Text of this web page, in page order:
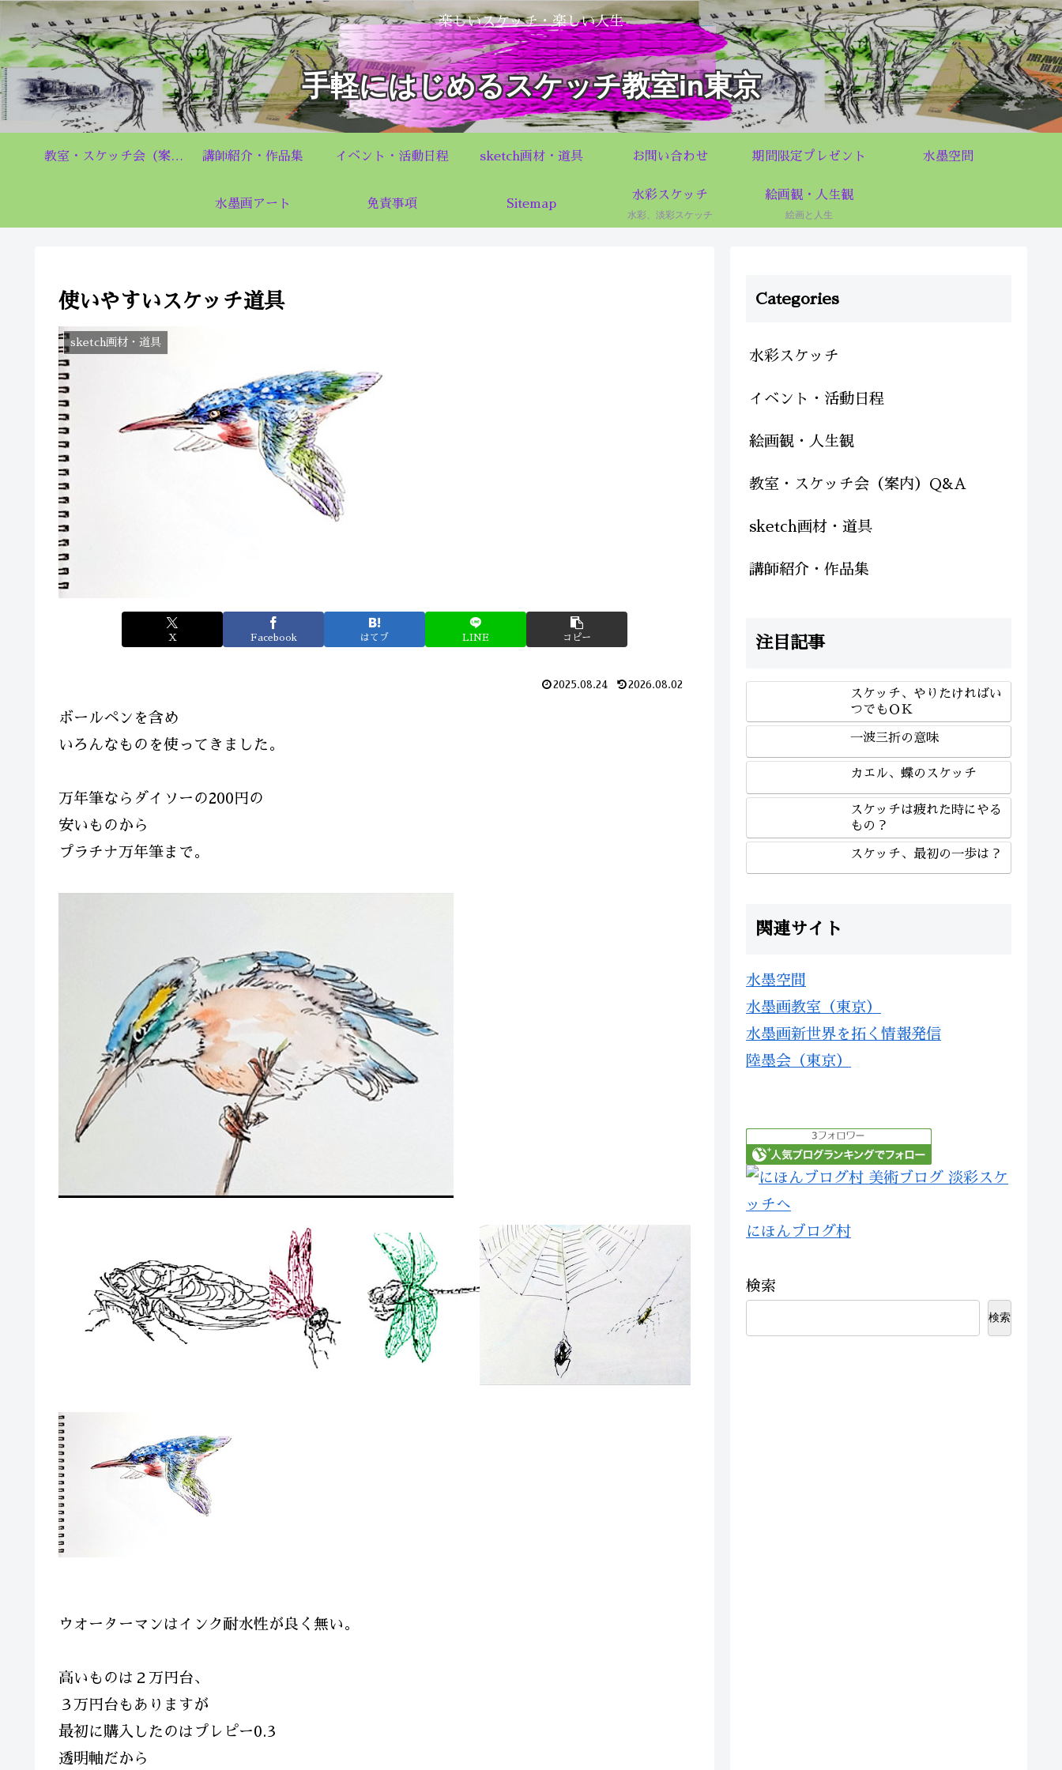
楽しいスケッチ・楽しい人生
手軽にはじめるスケッチ教室in東京
教室・スケッチ会（案内）Q&A 講師紹介・作品集 イベント・活動日程 sketch画材・道具 お問い合わせ 期間限定プレゼント 水墨空間
水墨画アート 免責事項 Sitemap
水彩スケッチ
水彩、淡彩スケッチ
絵画観・人生観
絵画と人生
使いやすいスケッチ道具
sketch画材・道具
X Facebook はてブ LINE コピー
2025.08.24 2026.08.02
ボールペンを含め
いろんなものを使ってきました。
万年筆ならダイソーの200円の
安いものから
プラチナ万年筆まで。
ウオーターマンはインク耐水性が良く無い。
高いものは２万円台、
３万円台もありますが
最初に購入したのはプレピー0.3
透明軸だから
Categories
水彩スケッチ
イベント・活動日程
絵画観・人生観
教室・スケッチ会（案内）Q&A
sketch画材・道具
講師紹介・作品集
注目記事
スケッチ、やりたければい
つでもＯＫ
一波三折の意味
カエル、蝶のスケッチ
スケッチは疲れた時にやる
もの？
スケッチ、最初の一歩は？
関連サイト
水墨空間
水墨画教室（東京）
水墨画新世界を拓く情報発信
陸墨会（東京）
にほんブログ村
検索
検索